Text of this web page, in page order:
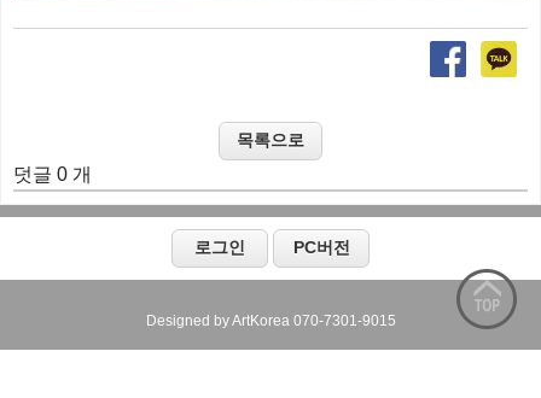
덧글 0 개
Designed by ArtKorea 070-7301-9015